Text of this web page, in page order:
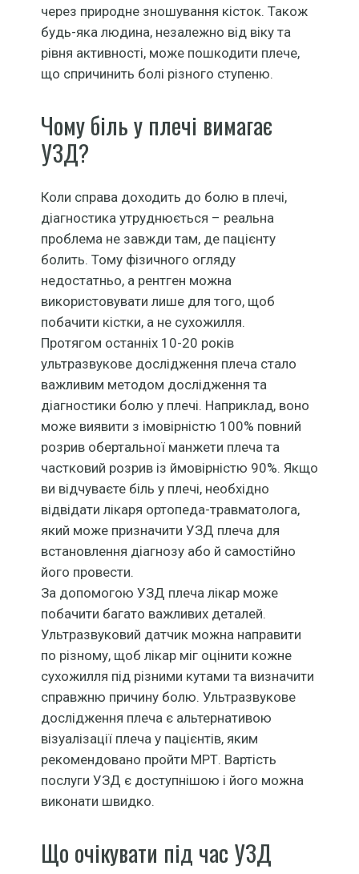
через природне зношування кісток. Також
будь-яка людина, незалежно від віку та
рівня активності, може пошкодити плече,
що спричинить болі різного ступеню.
Чому біль у плечі вимагає
УЗД?
Коли справа доходить до болю в плечі,
діагностика утруднюється – реальна
проблема не завжди там, де пацієнту
болить. Тому фізичного огляду
недостатньо, а рентген можна
використовувати лише для того, щоб
побачити кістки, а не сухожилля.
Протягом останніх 10-20 років
ультразвукове дослідження плеча стало
важливим методом дослідження та
діагностики болю у плечі. Наприклад, воно
може виявити з імовірністю 100% повний
розрив обертальної манжети плеча та
частковий розрив із ймовірністю 90%. Якщо
ви відчуваєте біль у плечі, необхідно
відвідати лікаря ортопеда-травматолога,
який може призначити УЗД плеча для
встановлення діагнозу або й самостійно
його провести.
За допомогою УЗД плеча лікар може
побачити багато важливих деталей.
Ультразвуковий датчик можна направити
по різному, щоб лікар міг оцінити кожне
сухожилля під різними кутами та визначити
справжню причину болю. Ультразвукове
дослідження плеча є альтернативою
візуалізації плеча у пацієнтів, яким
рекомендовано пройти МРТ. Вартість
послуги УЗД є доступнішою і його можна
виконати швидко.
Що очікувати під час УЗД